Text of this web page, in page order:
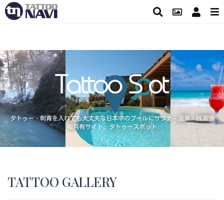
タトゥー・刺青を入れても大丈夫な日本中のプールにサウナ・温泉・銭湯情
報共有サイト、タトゥースポット
TATTOO GALLERY